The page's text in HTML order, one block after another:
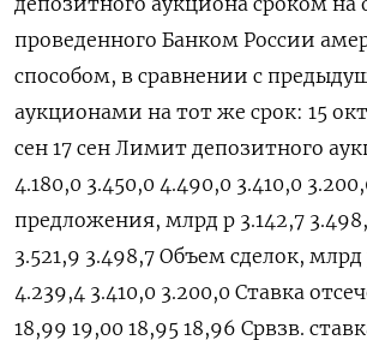
проведенного Банком России
способом, в сравнении с
аукционами на тот же срок: 15
сен 17 сен Лимит депозитного
4.180,0 3.450,0 4.490,0 3.410,0
предложения, млрд р 3.142,7
3.521,9 3.498,7 Объем сделок, млрд
4.239,4 3.410,0 3.200,0 Ставка
18,99 19,00 18,95 18,96 Срвзв.